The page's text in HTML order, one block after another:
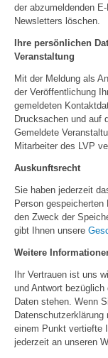
der abzumeldenden
Newsletters löschen.
Ihre persönlichen
Veranstaltung
Mit der Meldung als
der Veröffentlichung
gemeldeten
Drucksachen und auf
Gemeldete
Mitarbeiter des LVP
Auskunftsrecht
Sie haben jederzeit
Person
den Zweck der
gibt Ihnen unsere
Weitere
Ihr Vertrauen ist uns
und Antwort bezüglich
Daten stehen. Wenn
einem Punkt vertiefte
jederzeit an unseren